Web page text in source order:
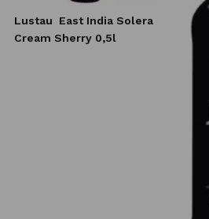
Lustau
East India Solera
Cream Sherry 0,5l